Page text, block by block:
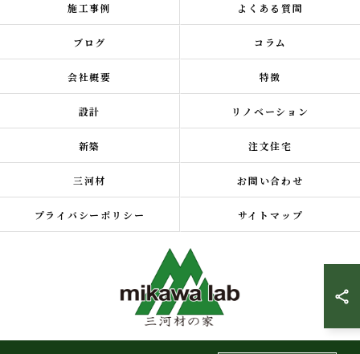
施工事例 よくある質問
ブログ コラム
会社概要 特徴
設計 リノベーション
新築 注文住宅
三河材 お問い合わせ
プライバシーポリシー サイトマップ